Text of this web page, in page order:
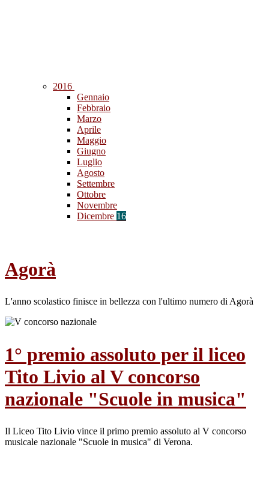
2016
Gennaio
Febbraio
Marzo
Aprile
Maggio
Giugno
Luglio
Agosto
Settembre
Ottobre
Novembre
Dicembre 16
Agorà
L'anno scolastico finisce in bellezza con l'ultimo numero di Agorà
1° premio assoluto per il liceo
Tito Livio al V concorso
nazionale "Scuole in musica"
Il Liceo Tito Livio vince il primo premio assoluto al V concorso
musicale nazionale "Scuole in musica" di Verona.